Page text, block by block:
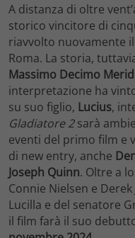
A distanza di oltre
storico vincitore di
riavvolto nuovamente
Roma. La storia,
Massimo Decimo
interpretazione ha
su suo figlio, Lucius,
Gladiatore 2sarà
eventi del primo film e
di new entry, anche
Joseph Quinn. Oltre a
Connie Nielsen e
Lucilla e del senatore
il film farà il suo